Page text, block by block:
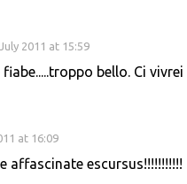
2011 at 15:59
fiabe.....troppo bello. Ci
at 16:09
affascinate